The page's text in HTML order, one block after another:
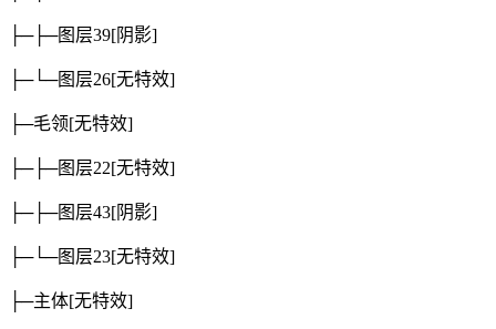
├─├─图层39[阴影]
├─└─图层26[无特效]
├─毛领[无特效]
├─├─图层22[无特效]
├─├─图层43[阴影]
├─└─图层23[无特效]
├─主体[无特效]